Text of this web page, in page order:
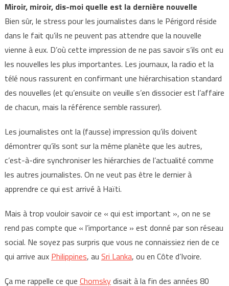
Miroir, miroir, dis-moi quelle est la dernière nouvelle
Bien sûr, le stress pour les journalistes dans le Périgord réside
dans le fait qu’ils ne peuvent pas attendre que la nouvelle
vienne à eux. D’où cette impression de ne pas savoir s’ils ont eu
les nouvelles les plus importantes. Les journaux, la radio et la
télé nous rassurent en confirmant une hiérarchisation standard
des nouvelles (et qu’ensuite on veuille s’en dissocier est l’affaire
de chacun, mais la référence semble rassurer).
Les journalistes ont la (fausse) impression qu’ils doivent
démontrer qu’ils sont sur la même planète que les autres,
c’est-à-dire synchroniser les hiérarchies de l’actualité comme
les autres journalistes. On ne veut pas être le dernier à
apprendre ce qui est arrivé à Haïti.
Mais à trop vouloir savoir ce « qui est important », on ne se
rend pas compte que « l’importance » est donné par son réseau
social. Ne soyez pas surpris que vous ne connaissiez rien de ce
qui arrive aux Philippines, au Sri Lanka, ou en Côte d’Ivoire.
Ça me rappelle ce que Chomskydisait à la fin des années 80